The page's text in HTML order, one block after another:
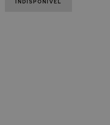
INDISPONÍVEL